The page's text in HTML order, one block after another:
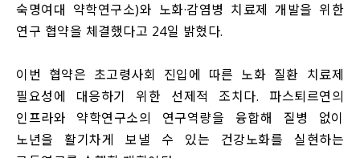
숙명여대 약학연구소)와 노화·감염병 치료제 개발을 위한
연구 협약을 체결했다고 24일 밝혔다.
이번 협약은 초고령사회 진입에 따른 노화 질환 치료제
필요성에 대응하기 위한 선제적 조치다. 파스퇴르연의
인프라와 약학연구소의 연구역량을 융합해 질병 없이
노년을 활기차게 보낼 수 있는 건강노화를 실현하는